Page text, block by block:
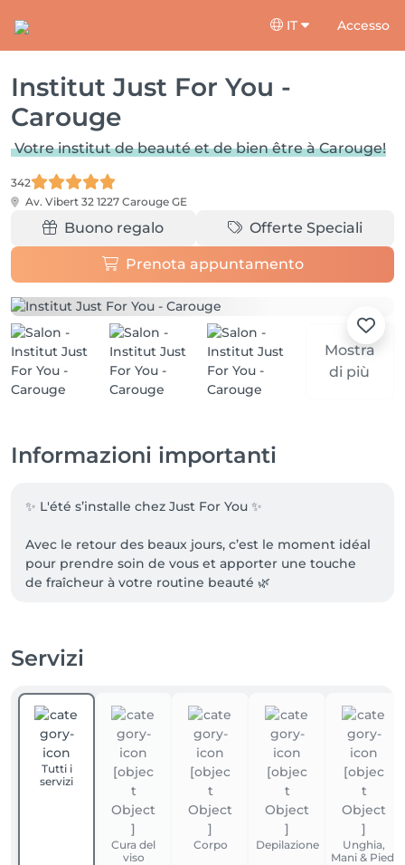
IT Accesso
Institut Just For You -
Carouge
Votre institut de beauté et de bien être à Carouge!
342
Av. Vibert 32 1227 Carouge GE
Buono regalo Offerte Speciali
Prenota appuntamento
Mostra
di più
Informazioni importanti
✨ L'été s’installe chez Just For You ✨
Avec le retour des beaux jours, c’est le moment idéal
pour prendre soin de vous et apporter une touche
de fraîcheur à votre routine beauté 🌿
chouchouter.
Les plannings se remplissent rapidement, pensez à
réserver votre moment à l’avance 🤍
Nous nous réjouissons de vous accueillir très bientôt.
Servizi
Tutti i
servizi
Cura del
viso
Corpo Depilazione
Unghia,
Mani & Piedi